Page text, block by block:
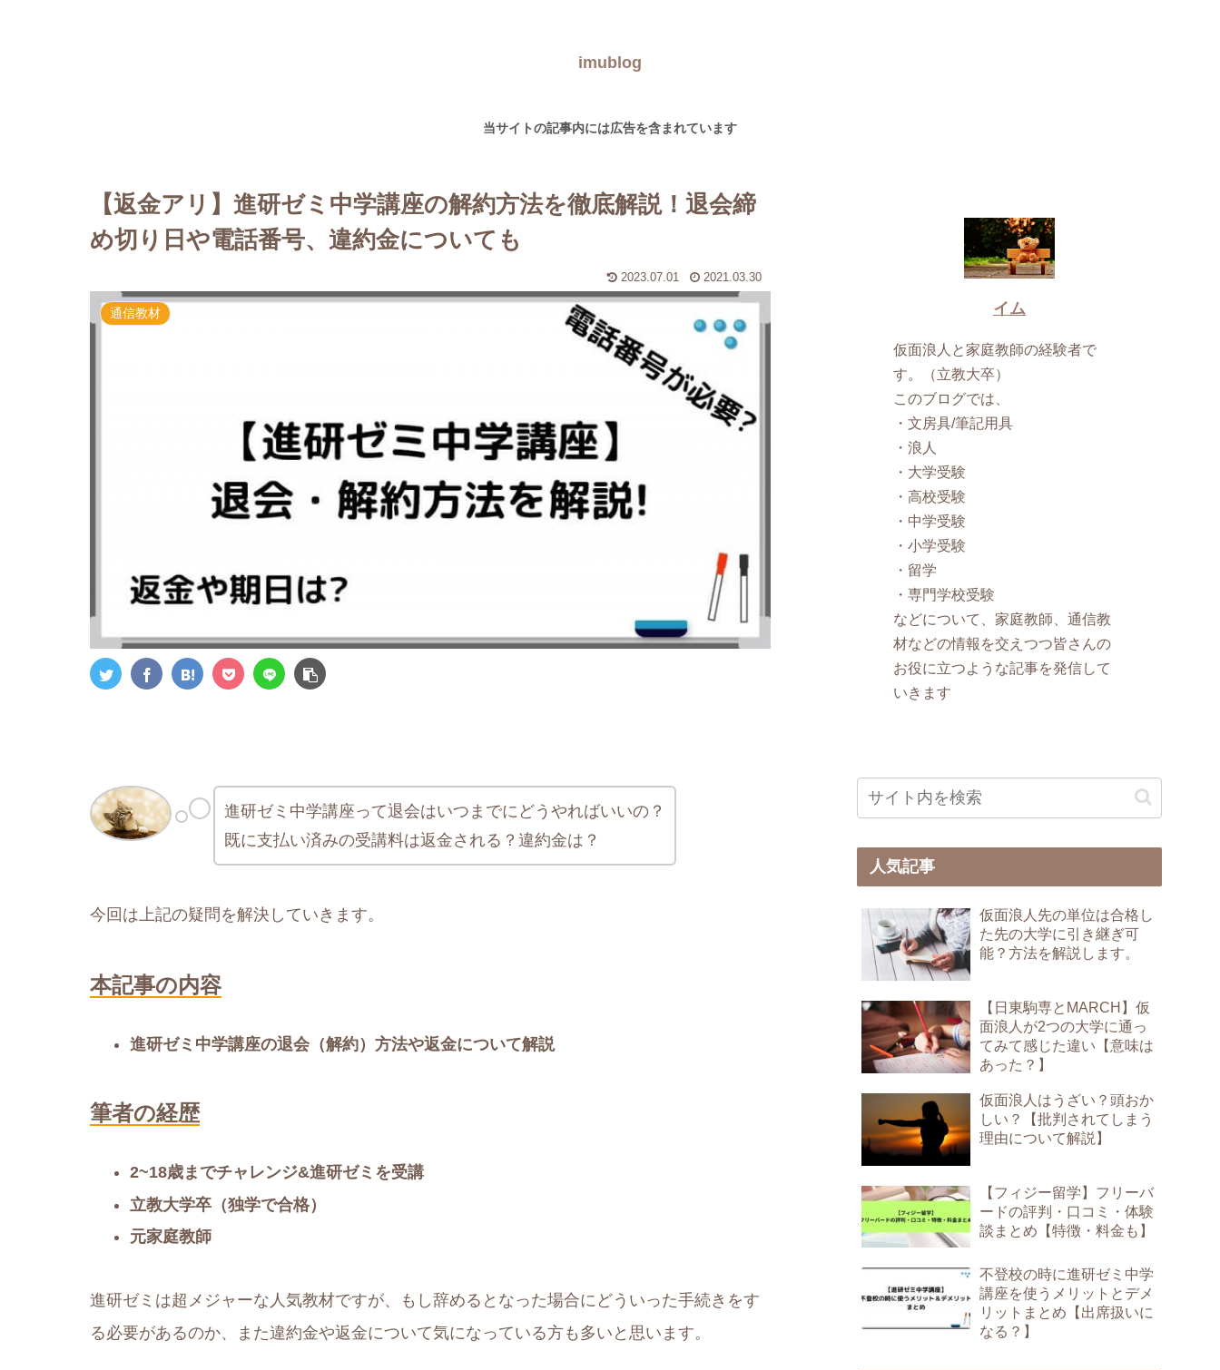
imublog
当サイトの記事内には広告を含まれています
【返金アリ】進研ゼミ中学講座の解約方法を徹底解説！退会締
め切り日や電話番号、違約金についても
2023.07.01 2021.03.30
通信教材
進研ゼミ中学講座って退会はいつまでにどうやればいいの？
既に支払い済みの受講料は返金される？違約金は？
今回は上記の疑問を解決していきます。
本記事の内容
進研ゼミ中学講座の退会（解約）方法や返金について解説
筆者の経歴
2~18歳までチャレンジ&進研ゼミを受講
立教大学卒（独学で合格）
元家庭教師
進研ゼミは超メジャーな人気教材ですが、もし辞めるとなった場合にどういった手続きをす
る必要があるのか、また違約金や返金について気になっている方も多いと思います。
イム
仮面浪人と家庭教師の経験者で
す。（立教大卒）
このブログでは、
・文房具/筆記用具
・浪人
・大学受験
・高校受験
・中学受験
・小学受験
・留学
・専門学校受験
などについて、家庭教師、通信教
材などの情報を交えつつ皆さんの
お役に立つような記事を発信して
いきます
人気記事
仮面浪人先の単位は合格し
た先の大学に引き継ぎ可
能？方法を解説します。
【日東駒専とMARCH】仮
面浪人が2つの大学に通っ
てみて感じた違い【意味は
あった？】
仮面浪人はうざい？頭おか
しい？【批判されてしまう
理由について解説】
【フィジー留学】フリーバ
ードの評判・口コミ・体験
談まとめ【特徴・料金も】
不登校の時に進研ゼミ中学
講座を使うメリットとデメ
リットまとめ【出席扱いに
なる？】